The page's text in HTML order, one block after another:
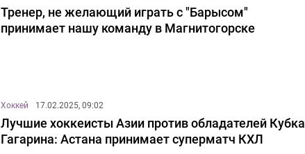
Тренер, не желающий играть с "Барысом"
принимает нашу команду в Магнитогорске
Хоккей 17.02.2025, 09:02
Лучшие хоккеисты Азии против обладателей Кубка
Гагарина: Астана принимает суперматч КХЛ